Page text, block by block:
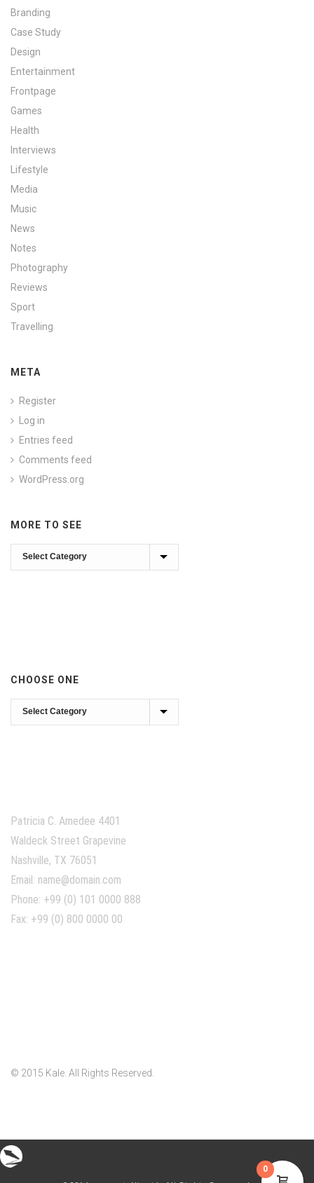
Branding
Case Study
Design
Entertainment
Frontpage
Games
Health
Interviews
Lifestyle
Media
Music
News
Notes
Photography
Reviews
Sport
Travelling
META
Register
Log in
Entries feed
Comments feed
WordPress.org
MORE TO SEE
More
to
CHOOSE ONE
Choose
one
Patricia C. Amedee 4401
Waldeck Street Grapevine
Nashville, TX 76051
Email: name@domain.com
Phone: +99 (0) 101 0000 888
Fax: +99 (0) 800 0000 00
© 2015 Kale. All Rights Reserved.
0